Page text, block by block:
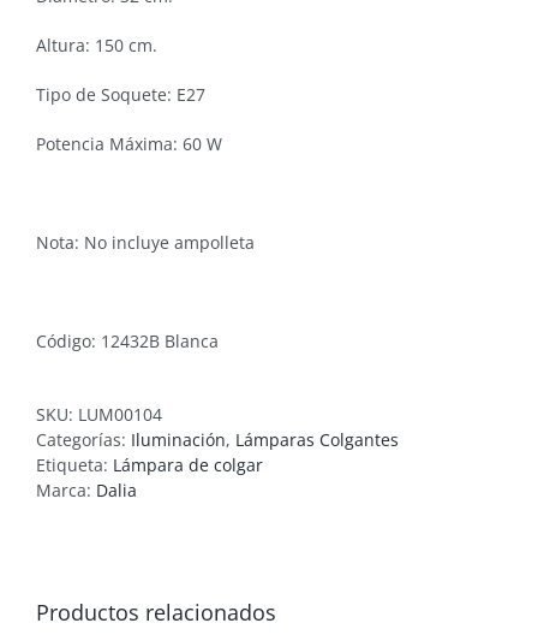
Altura: 150 cm.
Tipo de Soquete: E27
Potencia Máxima: 60 W
Nota: No incluye ampolleta
Código: 12432B Blanca
SKU: LUM00104
Categorías: Iluminación, Lámparas Colgantes
Etiqueta: Lámpara de colgar
Marca: Dalia
Productos relacionados